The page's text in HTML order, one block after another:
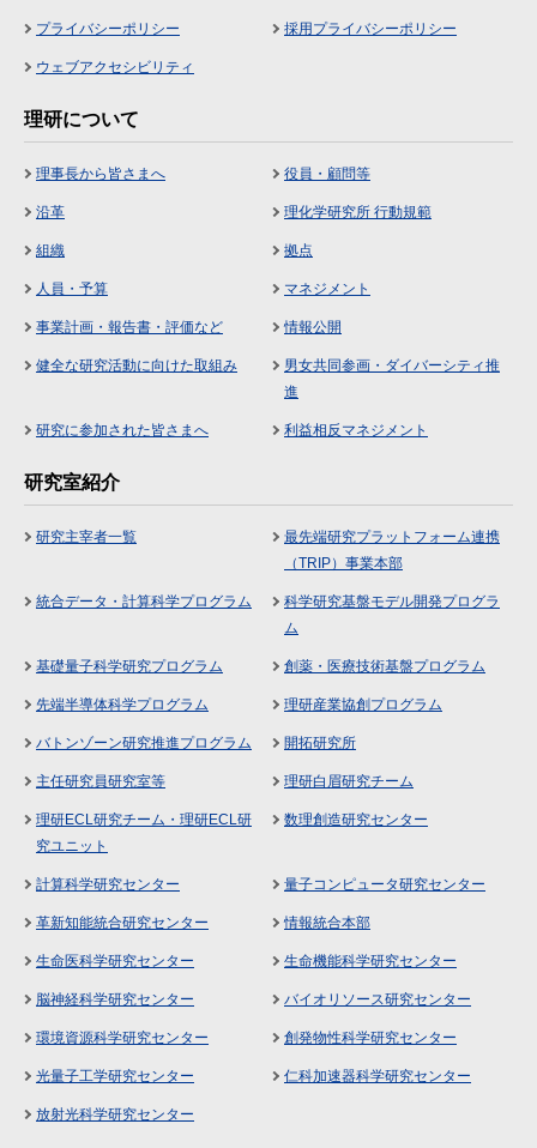
プライバシーポリシー 採用プライバシーポリシー
ウェブアクセシビリティ
理研について
理事長から皆さまへ 役員・顧問等
沿革 理化学研究所 行動規範
組織 拠点
人員・予算 マネジメント
事業計画・報告書・評価など 情報公開
健全な研究活動に向けた取組み
男女共同参画・ダイバーシティ推
進
研究に参加された皆さまへ 利益相反マネジメント
研究室紹介
研究主宰者一覧
最先端研究プラットフォーム連携
（TRIP）事業本部
統合データ・計算科学プログラム
科学研究基盤モデル開発プログラ
ム
基礎量子科学研究プログラム 創薬・医療技術基盤プログラム
先端半導体科学プログラム 理研産業協創プログラム
バトンゾーン研究推進プログラム 開拓研究所
主任研究員研究室等 理研白眉研究チーム
理研ECL研究チーム・理研ECL研
究ユニット
数理創造研究センター
計算科学研究センター 量子コンピュータ研究センター
革新知能統合研究センター 情報統合本部
生命医科学研究センター 生命機能科学研究センター
脳神経科学研究センター バイオリソース研究センター
環境資源科学研究センター 創発物性科学研究センター
光量子工学研究センター 仁科加速器科学研究センター
放射光科学研究センター